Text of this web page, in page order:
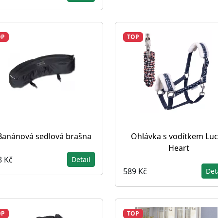
sedlová brašna
Kč Detail
TOP
Ohlávka s vodítkem
Heart
589 Kč
TOP